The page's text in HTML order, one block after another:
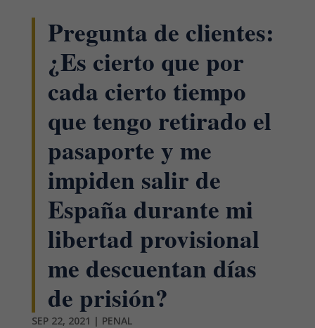
Pregunta de clientes:
¿Es cierto que por
cada cierto tiempo
que tengo retirado el
pasaporte y me
impiden salir de
España durante mi
libertad provisional
me descuentan días
de prisión?
SEP 22, 2021 | PENAL